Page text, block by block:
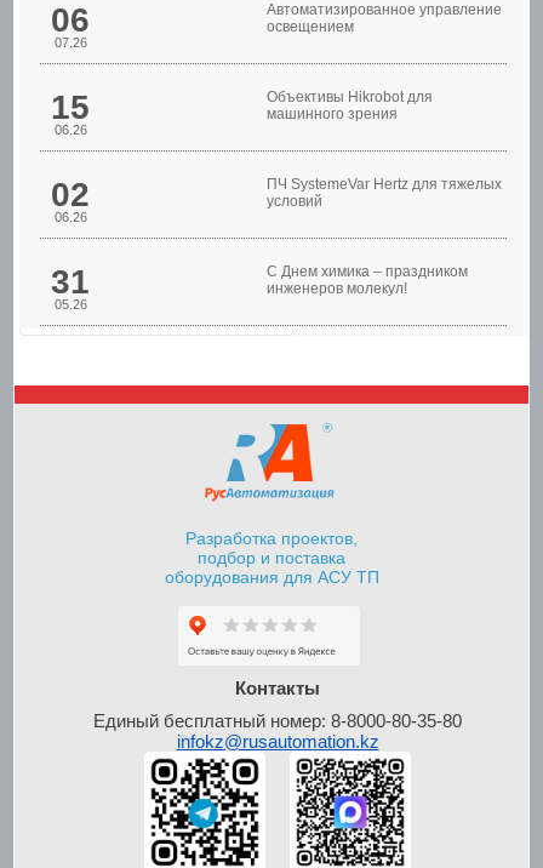
Шкафы управления
Шкафы контроля и
06
07.26
Автоматизированное управление
освещением
15
06.26
Объективы Hikrobot для
машинного зрения
02
06.26
ПЧ SystemeVar Hertz для тяжелых
условий
31
05.26
С Днем химика – праздником
инженеров молекул!
Разработка проектов,
подбор и поставка
оборудования для АСУ ТП
Контакты
Единый бесплатный номер: 8-8000-80-35-80
infokz@rusautomation.kz